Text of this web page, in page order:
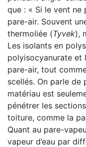
que : « Si le vent ne
pare-air. Souvent
thermoliée (Tyvek),
Les isolants en
polyisocyanurate et
pare-air, tout
scellés. On parle
matériau est
pénétrer les
toiture, comme la
Quant au pare-
vapeur d’eau par